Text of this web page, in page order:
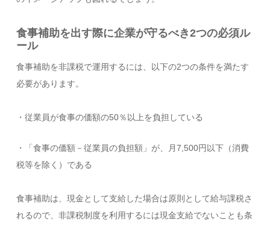
食事補助を出す際に企業が守るべき2つの必須ル
ール
食事補助を非課税で運用するには、以下の2つの条件を満たす
必要があります。
・従業員が食事の価額の50％以上を負担している
・「食事の価額－従業員の負担額」が、月7,500円以下（消費
税等を除く）である
食事補助は、現金として支給した場合は原則として給与課税さ
れるので、非課税制度を利用するには現金支給でないことも条